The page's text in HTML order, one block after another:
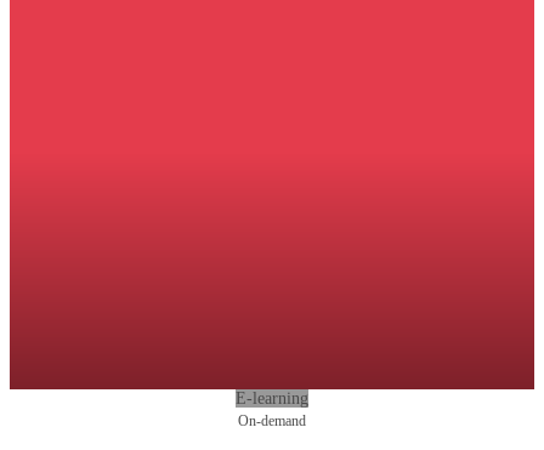
E-learning
On-demand